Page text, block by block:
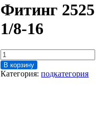
Фитинг 2525
1/8-16
Количество
товара
Фитинг
В корзину
Категория:подкатегория